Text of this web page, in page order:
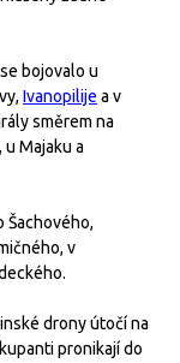
bojovalo u
Ivanopilije a v
směrem na
Majaku a
Šachového,
v
drony útočí na
pronikají do